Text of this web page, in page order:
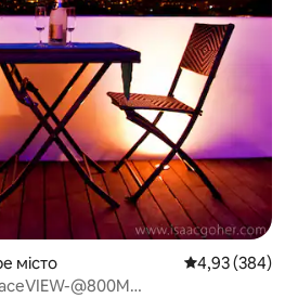
місто Середня
4,93 (384)
@800M